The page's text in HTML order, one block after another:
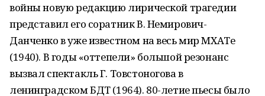
войны новую редакцию лирической трагедии
представил его соратник В. Немирович-
Данченко в уже известном на весь мир МХАТе
(1940). В годы «оттепели» большой резонанс
вызвал спектакль Г. Товстоногова в
ленинградском БДТ (1964). 80-летие пьесы было